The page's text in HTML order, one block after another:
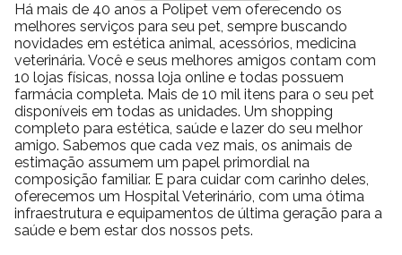
Há mais de 40 anos a Polipet vem oferecendo os
melhores serviços para seu pet, sempre buscando
novidades em estética animal, acessórios, medicina
veterinária. Você e seus melhores amigos contam com
10 lojas físicas, nossa loja online e todas possuem
farmácia completa. Mais de 10 mil itens para o seu pet
disponíveis em todas as unidades. Um shopping
completo para estética, saúde e lazer do seu melhor
amigo. Sabemos que cada vez mais, os animais de
estimação assumem um papel primordial na
composição familiar. E para cuidar com carinho deles,
oferecemos um Hospital Veterinário, com uma ótima
infraestrutura e equipamentos de última geração para a
saúde e bem estar dos nossos pets.